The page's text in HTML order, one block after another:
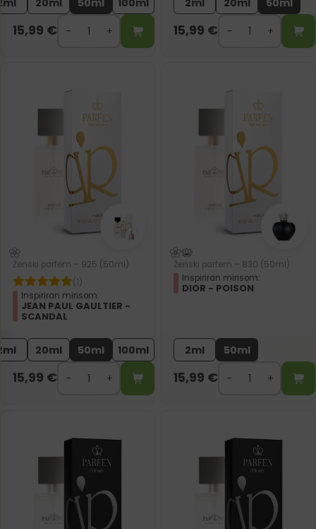
15,99 € 15,99 €
Ženski parfem – 925 (50ml)
(1)
Inspiriran mirisom:
JEAN PAUL GAULTIER -
SCANDAL
20ml 50ml 100ml
15,99 €
Ženski parfem – 830 (50ml)
Inspiriran mirisom:
DIOR - POISON
2ml 50ml
15,99 €